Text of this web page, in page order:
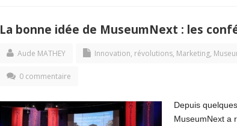
La bonne idée de MuseumNext : les
Aude MATHEY Innovation, révolutions, Marketing,
0 commentaire
Depuis
MuseumNext a